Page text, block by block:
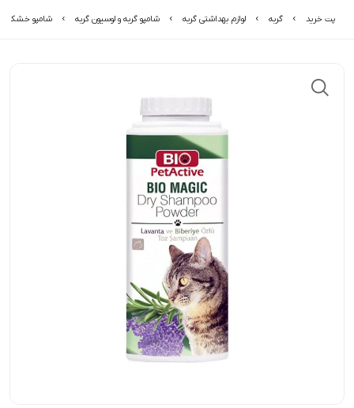
پت خرید گربه لوازم بهداشتی گربه شامپو گربه و لوسیون گربه شامپو خشک گربه